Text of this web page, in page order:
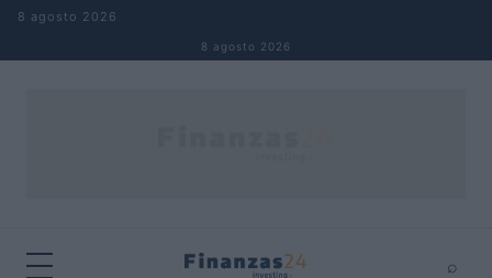
Saltar al contenido
8 agosto 2026
8 agosto 2026
⌕